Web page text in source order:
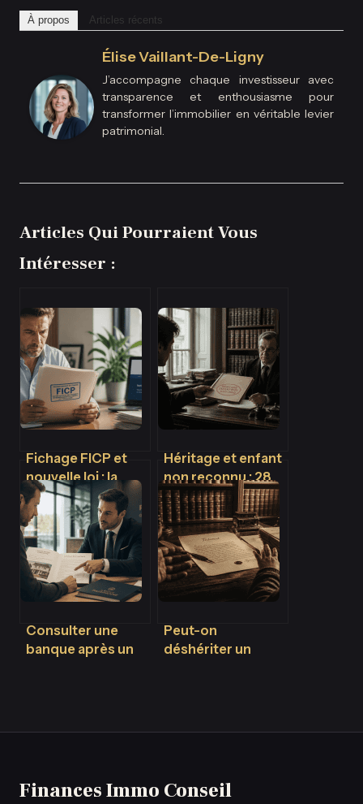
À propos Articles récents
Élise Vaillant-De-Ligny
J’accompagne chaque investisseur avec
transparence et enthousiasme pour
transformer l’immobilier en véritable levier
patrimonial.
Articles Qui Pourraient Vous
Intéresser :
Fichage FICP et
nouvelle loi : la
réalité des délais
et vos droits en
2025
Héritage et enfant
non reconnu : 28
ans pour agir et 3
preuves pour faire
valoir ses droits
Consulter une
banque après un
Peut-on
déshériter un
Finances Immo Conseil